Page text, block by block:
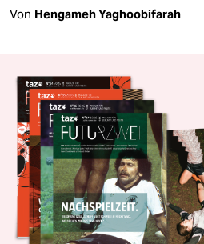
Von Hengameh Yaghoobifarah